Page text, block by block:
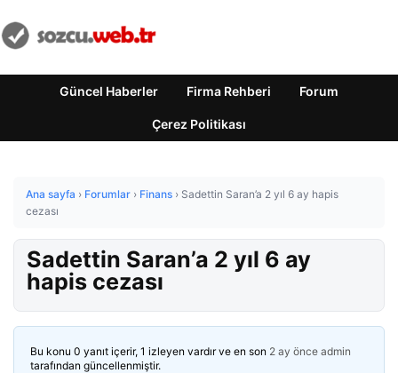
Güncel Haberler Firma Rehberi Forum
Çerez Politikası
Ana sayfa › Forumlar › Finans › Sadettin Saran’a 2 yıl 6 ay hapis
cezası
Sadettin Saran’a 2 yıl 6 ay
hapis cezası
Bu konu 0 yanıt içerir, 1 izleyen vardır ve en son 2 ay önce admin
tarafından güncellenmiştir.